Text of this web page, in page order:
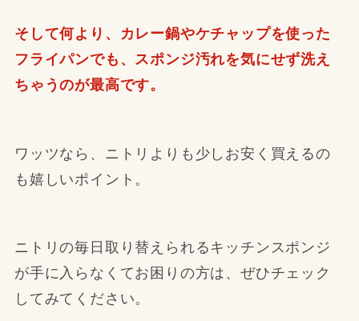
そして何より、カレー鍋やケチャップを使った
フライパンでも、スポンジ汚れを気にせず洗え
ちゃうのが最高です。
ワッツなら、ニトリよりも少しお安く買えるの
も嬉しいポイント。
ニトリの毎日取り替えられるキッチンスポンジ
が手に入らなくてお困りの方は、ぜひチェック
してみてください。